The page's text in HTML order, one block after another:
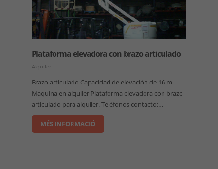
Plataforma elevadora con brazo articulado
Alquiler
Brazo articulado Capacidad de elevación de 16 m
Maquina en alquiler Plataforma elevadora con brazo
articulado para alquiler. Teléfonos contacto:…
MÉS INFORMACIÓ